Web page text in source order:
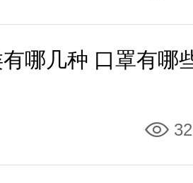
哪几种 口罩有哪